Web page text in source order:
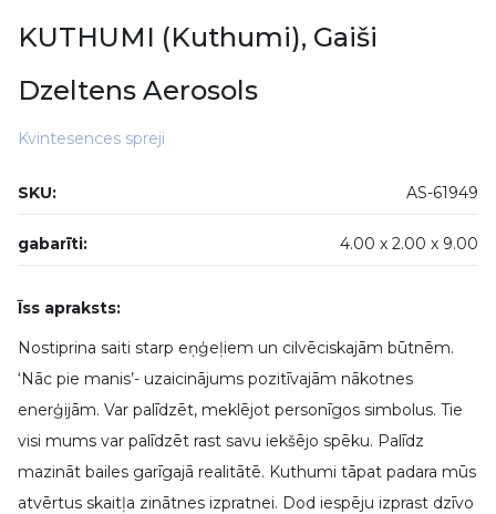
KUTHUMI (Kuthumi), Gaiši
Dzeltens Aerosols
Kvintesences spreji
SKU: AS-61949
gabarīti: 4.00 x 2.00 x 9.00
Īss apraksts:
Nostiprina saiti starp eņģeļiem un cilvēciskajām būtnēm.
‘Nāc pie manis’- uzaicinājums pozitīvajām nākotnes
enerģijām. Var palīdzēt, meklējot personīgos simbolus. Tie
visi mums var palīdzēt rast savu iekšējo spēku. Palīdz
mazināt bailes garīgajā realitātē. Kuthumi tāpat padara mūs
atvērtus skaitļa zinātnes izpratnei. Dod iespēju izprast dzīvo